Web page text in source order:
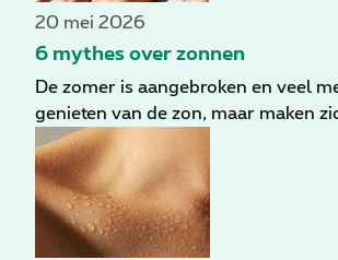
hulp vereist. Hieronder lees je wat je
20 mei 2026
6 mythes over zonnen
De zomer is aangebroken en veel
genieten van de zon, maar maken
Kun je verbranden als je in de
Blokkeert zonnebrandcrème de
D? Dermatoloog Anne Wetter
meest voorkomende mythes over de